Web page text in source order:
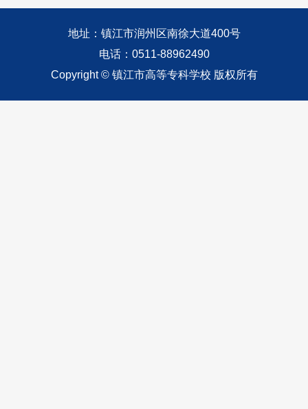
地址：镇江市润州区南徐大道400号
电话：0511-88962490
Copyright © 镇江市高等专科学校 版权所有